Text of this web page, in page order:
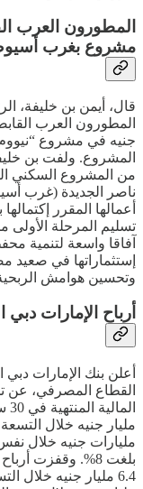
مشروع بغرب
قال، أيمن بن خليفة،
جنيه في مشروع
المشروع. ولفت بن
تسليم المرحلة الأولى
آفاقا واسعة لتنمية
إستثماراتها في صعيد
وتحسين هوامش الربحية
أرباح الإمارات دبي
أعلن بنك الإمارات
القطاع المصرفي، عن